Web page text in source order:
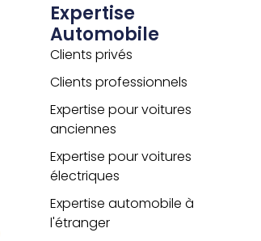
Expertise
Automobile
Clients privés
Clients professionnels
Expertise pour voitures
anciennes
Expertise pour voitures
électriques
Expertise automobile à
l'étranger